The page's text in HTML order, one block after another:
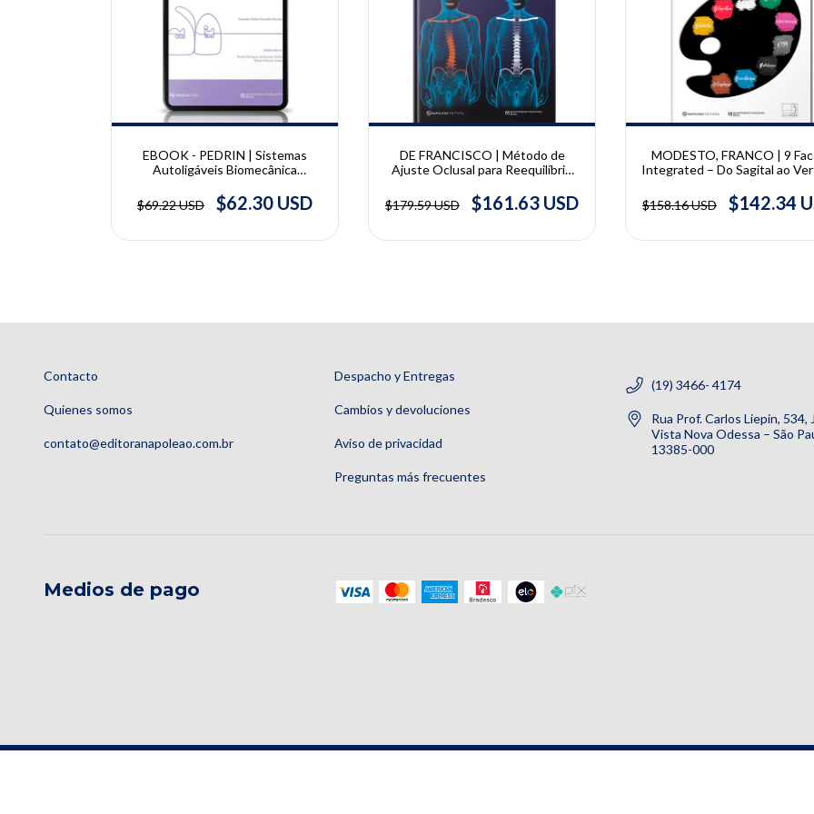
EBOOK - PEDRIN | Sistemas
Autoligáveis Biomecânica
$69.22 USD
$62.30 USD
DE FRANCISCO | Método de
Ajuste Oclusal para Reequilíbrio
Estomatognático | Marilis Ferreira
De Francisco
$179.59 USD $161.63 USD
MODESTO, FRANCO | 9
Integrated – Do Sagital ao
Eduardo Jacomino Franco
$158.16 USD $142.34
Contacto
Quienes somos
contato@editoranapoleao.com.br
Despacho y Entregas
Cambios y devoluciones
Aviso de privacidad
Preguntas más frecuentes
(19) 3466- 4174
Rua Prof. Carlos Liepin, 534,
Vista Nova Odessa – São
13385-000
Medios de pago